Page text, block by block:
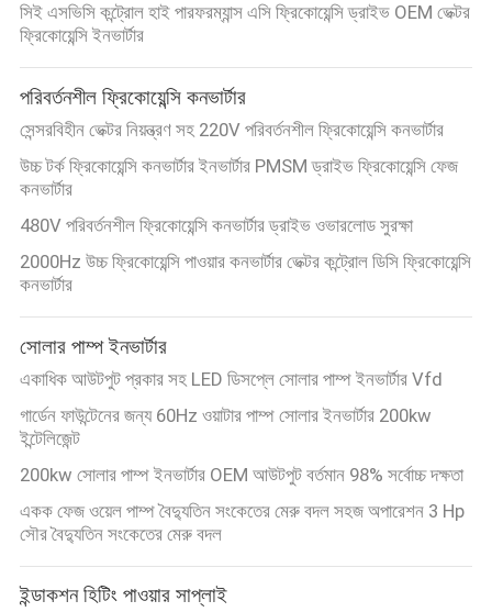
সিই এসভিসি কন্ট্রোল হাই পারফরম্যান্স এসি ফ্রিকোয়েন্সি ড্রাইভ OEM ভেক্টর
ফ্রিকোয়েন্সি ইনভার্টার
পরিবর্তনশীল ফ্রিকোয়েন্সি কনভার্টার
সেন্সরবিহীন ভেক্টর নিয়ন্ত্রণ সহ 220V পরিবর্তনশীল ফ্রিকোয়েন্সি কনভার্টার
উচ্চ টর্ক ফ্রিকোয়েন্সি কনভার্টার ইনভার্টার PMSM ড্রাইভ ফ্রিকোয়েন্সি ফেজ
কনভার্টার
480V পরিবর্তনশীল ফ্রিকোয়েন্সি কনভার্টার ড্রাইভ ওভারলোড সুরক্ষা
2000Hz উচ্চ ফ্রিকোয়েন্সি পাওয়ার কনভার্টার ভেক্টর কন্ট্রোল ডিসি ফ্রিকোয়েন্সি
কনভার্টার
সোলার পাম্প ইনভার্টার
একাধিক আউটপুট প্রকার সহ LED ডিসপ্লে সোলার পাম্প ইনভার্টার Vfd
গার্ডেন ফাউন্টেনের জন্য 60Hz ওয়াটার পাম্প সোলার ইনভার্টার 200kw
ইন্টেলিজেন্ট
200kw সোলার পাম্প ইনভার্টার OEM আউটপুট বর্তমান 98% সর্বোচ্চ দক্ষতা
একক ফেজ ওয়েল পাম্প বৈদ্যুতিন সংকেতের মেরু বদল সহজ অপারেশন 3 Hp
সৌর বৈদ্যুতিন সংকেতের মেরু বদল
ইন্ডাকশন হিটিং পাওয়ার সাপ্লাই